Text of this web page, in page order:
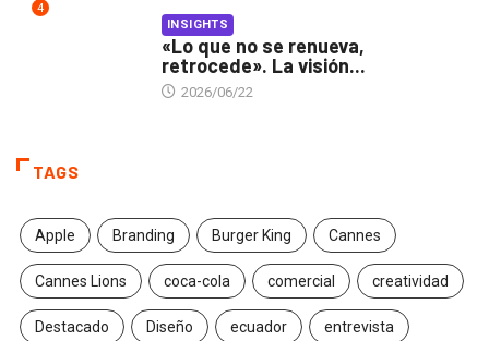
4
INSIGHTS
«Lo que no se renueva,
retrocede». La visión...
2026/06/22
TAGS
Apple Branding Burger King Cannes
Cannes Lions coca-cola comercial creatividad
Destacado Diseño ecuador entrevista